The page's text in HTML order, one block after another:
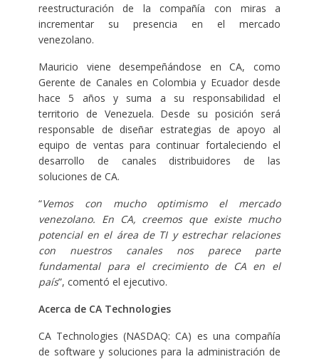
reestructuración de la compañía con miras a
incrementar su presencia en el mercado
venezolano.
Mauricio viene desempeñándose en CA, como
Gerente de Canales en Colombia y Ecuador desde
hace 5 años y suma a su responsabilidad el
territorio de Venezuela. Desde su posición será
responsable de diseñar estrategias de apoyo al
equipo de ventas para continuar fortaleciendo el
desarrollo de canales distribuidores de las
soluciones de CA.
“Vemos con mucho optimismo el mercado
venezolano. En CA, creemos que existe mucho
potencial en el área de TI y estrechar relaciones
con nuestros canales nos parece parte
fundamental para el crecimiento de CA en el
país”, comentó el ejecutivo.
Acerca de CA Technologies
CA Technologies (NASDAQ: CA) es una compañía
de software y soluciones para la administración de